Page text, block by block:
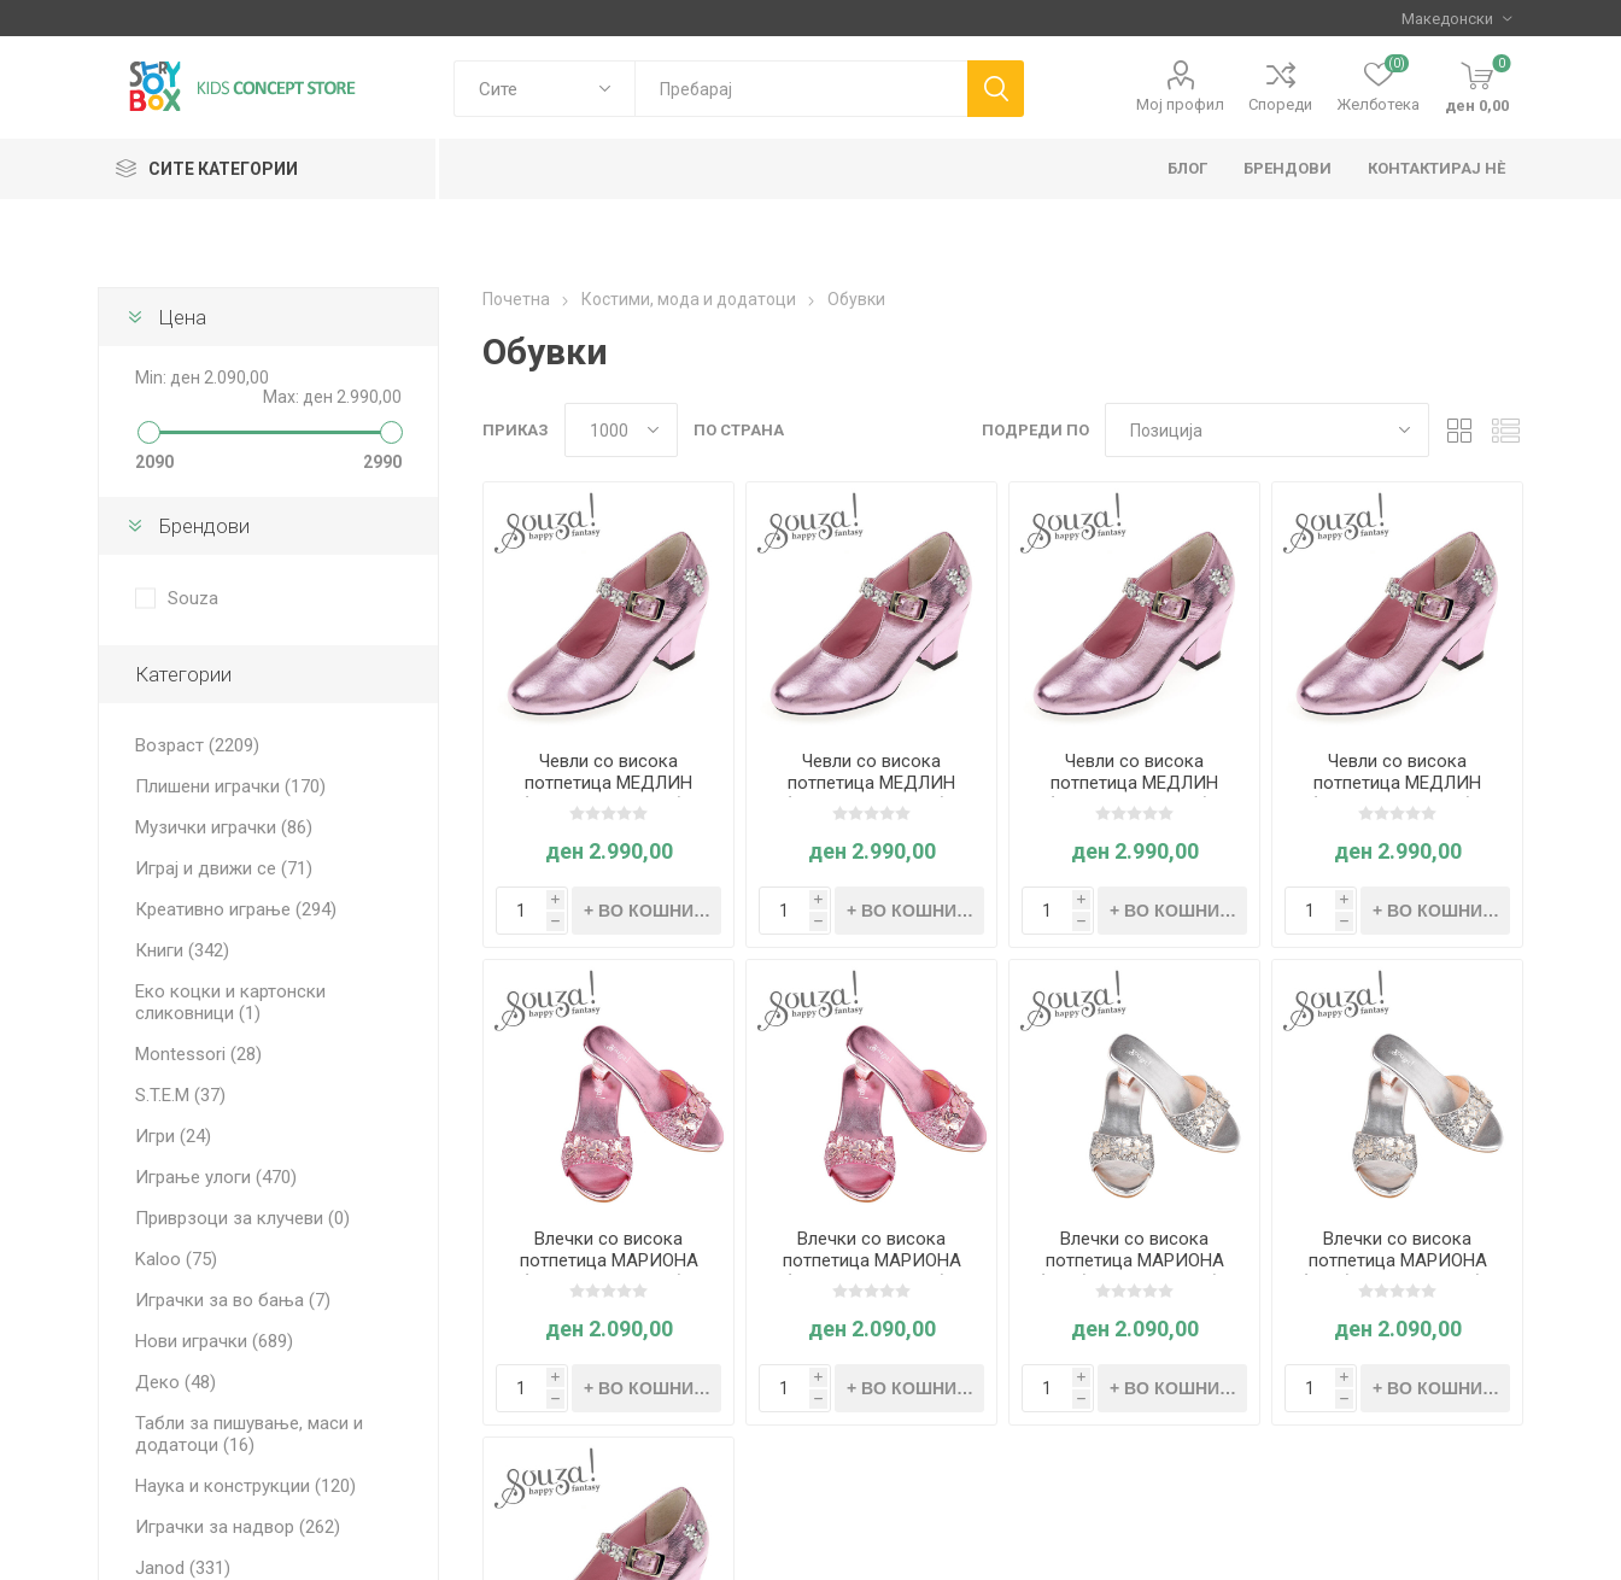
Мој профил Спореди Желботека
(0) 0
ден 0,00
СИТЕ КАТЕГОРИИ БЛОГ БРЕНДОВИ
Janod
GLOBBER
Lilliputiens
КОНТАКТИРАЈ НЀ
Почетна Костими, мода и додатоци Обувки
Обувки
ПОДРЕДИ ПО
ПРИКАЗ ПО СТРАНА
Чевли со висока
потпетица МЕДЛИН
(Розова-металик бр.
ден 2.990,00
i
h
Чевли со висока
потпетица МЕДЛИН
(Розова-металик бр.
ден 2.990,00
i
h
Чевли со висока
потпетица МЕДЛИН
(Розова-металик бр.
ден 2.990,00
i
h
Чевли со висока
потпетица МЕДЛИН
(Розова-металик бр.
ден 2.990,00
i
h
Влечки со висока
потпетица МАРИОНА
(Розова-металик бр.
ден 2.090,00
i
h
Влечки со висока
потпетица МАРИОНА
(Розова-металик бр.
ден 2.090,00
i
h
Влечки со висока
потпетица МАРИОНА
(Сребрена-металик бр.
ден 2.090,00
i
h
Влечки со висока
потпетица МАРИОНА
(Сребрена-металик бр.
ден 2.090,00
i
h
Цена
Min: ден 2.090,00
Max: ден 2.990,00
2090 2990
Брендови
Souza
Категории
Возраст (2209)
Плишени играчки (170)
Музички играчки (86)
Играј и движи се (71)
Креативно играње (294)
Книги (342)
Еко коцки и картонски
сликовници (1)
Montessori (28)
S.T.E.M (37)
Игри (24)
Играње улоги (470)
Приврзоци за клучеви (0)
Kaloo (75)
Играчки за во бања (7)
Нови играчки (689)
Деко (48)
Табли за пишување, маси и
додатоци (16)
Наука и конструкции (120)
Играчки за надвор (262)
Janod (331)